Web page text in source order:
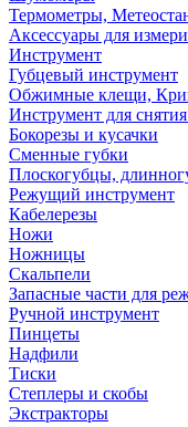
Термометры,
Аксессуары для
Инструмент
Губцевый инструмент
Обжимные клещи,
Инструмент для
Бокорезы и кусачки
Сменные губки
Плоскогубцы,
Режущий инструмент
Кабелерезы
Ножи
Ножницы
Скальпели
Запасные части для
Ручной инструмент
Пинцеты
Надфили
Тиски
Степлеры и скобы
Экстракторы